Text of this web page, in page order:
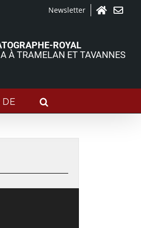
Newsletter
ROYAL
À TRAMELAN ET TAVANNES
DE